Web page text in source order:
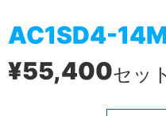
AC1SD4-
¥55,400セット